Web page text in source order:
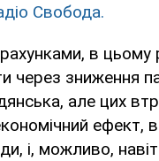
Свобода.
в
через зниження
але цих
ефект,
і, можливо,